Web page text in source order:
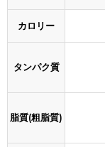
カロリー
タンパク質
脂質(粗脂質)